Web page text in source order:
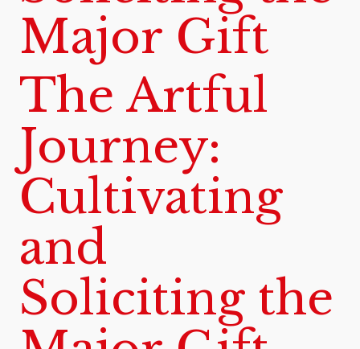
Major Gift
The Artful
Journey:
Cultivating
and
Soliciting the